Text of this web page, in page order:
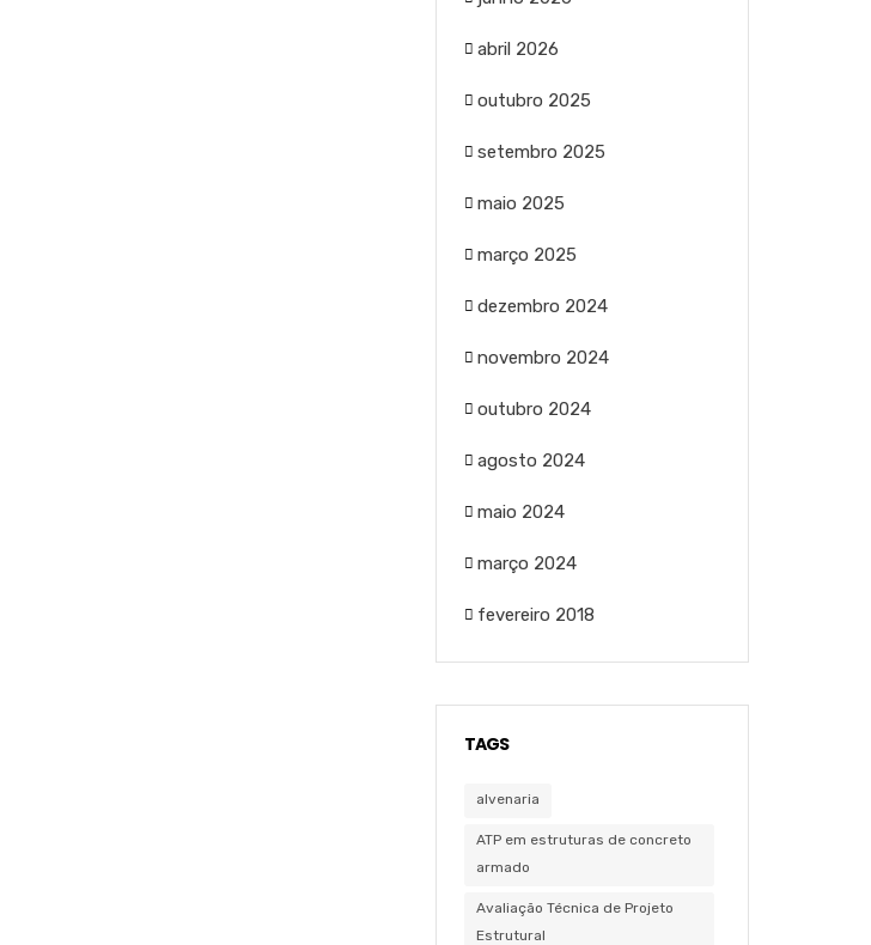
abril 2026
outubro 2025
setembro 2025
maio 2025
março 2025
dezembro 2024
novembro 2024
outubro 2024
agosto 2024
maio 2024
março 2024
fevereiro 2018
TAGS
alvenaria
ATP em estruturas de concreto
armado
Avaliação Técnica de Projeto
Estrutural